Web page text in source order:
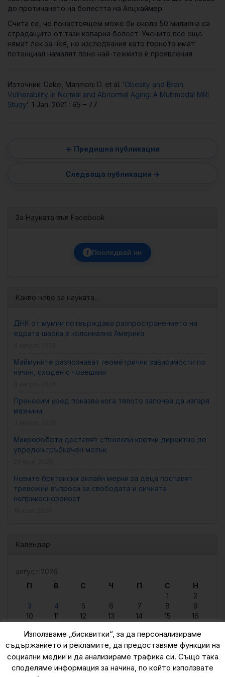
до протичането на болестта на Алцхаймер.
Счита се, че понастоящем може би около 50 милиона са
страдащите от тази коварна болест. Учените все още
нямат лек за нея, но изследвания като горното имат
потенциал намалят поне най-тежките ѝ проявления.
Източник: Dake, Manmohi D. et al. ‘Obesity and Brain
Vulnerability in Normal and Abnormal Aging: A Multimodal MRI
Study’. 1 Jan. 2021 : 65 – 77.
За Науката във Facebook
f Последвай ни
Какво ново за науката…
ДНК от мумии потвърждава разпространението на
едрата шарка в колониална Америка
Маймуните разпознават геометрични зависимости по
начин, сходен с човешкия
Преносим уред показва кога тялото започва да изгаря
мазнини
Микророботи доставят стволови клетки директно до
увреден гръбначен мозък
Новите британски онлайн мерки за деца поставят
тревожни въпроси за свободата и личната
неприкосновеност
Календар
август 2026
П
В С Ч П С
Н
1
2
3
4 5 6 7 8
9
10
11 12 13 14 15
16
24
25 26 27 28 29
30
31
« юни
Използваме „бисквитки“, за да персонализираме
съдържанието и рекламите, да предоставяме функции на
социални медии и да анализираме трафика си. Също така
споделяме информация за начина, по който използвате